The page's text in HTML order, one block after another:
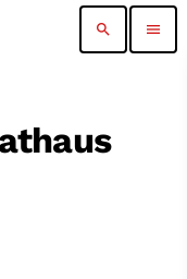
search menu